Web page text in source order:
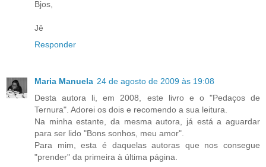
Bjos,
Jê
Responder
Maria Manuela 24 de agosto de 2009 às 19:08
Desta autora li, em 2008, este livro e o "Pedaços de
Ternura". Adorei os dois e recomendo a sua leitura.
Na minha estante, da mesma autora, já está a aguardar
para ser lido "Bons sonhos, meu amor".
Para mim, esta é daquelas autoras que nos consegue
"prender" da primeira à última página.